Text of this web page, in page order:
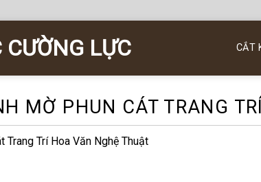
CƯỜNG LỰC CẮT
MỜ PHUN CÁT TRANG
Trang Trí Hoa Văn Nghệ Thuật